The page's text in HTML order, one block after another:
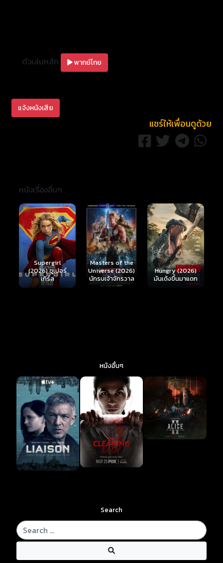
ตัวเล่นหลัก พากย์ไทย
แจ้งหนังเสีย
แชร์ให้เพื่อนดูด้วย
หนังเรื่องอื่นๆ
Masters of the
Universe (2026)
นักรบเจ้าจักรวาล
Hungry (2026)
มันเด้งขึ้นมาแดก
Ready or Not 2:
Here I Come
(2026) เกมพร้อม
ตาย 2
หนังอื่นๆ
Search